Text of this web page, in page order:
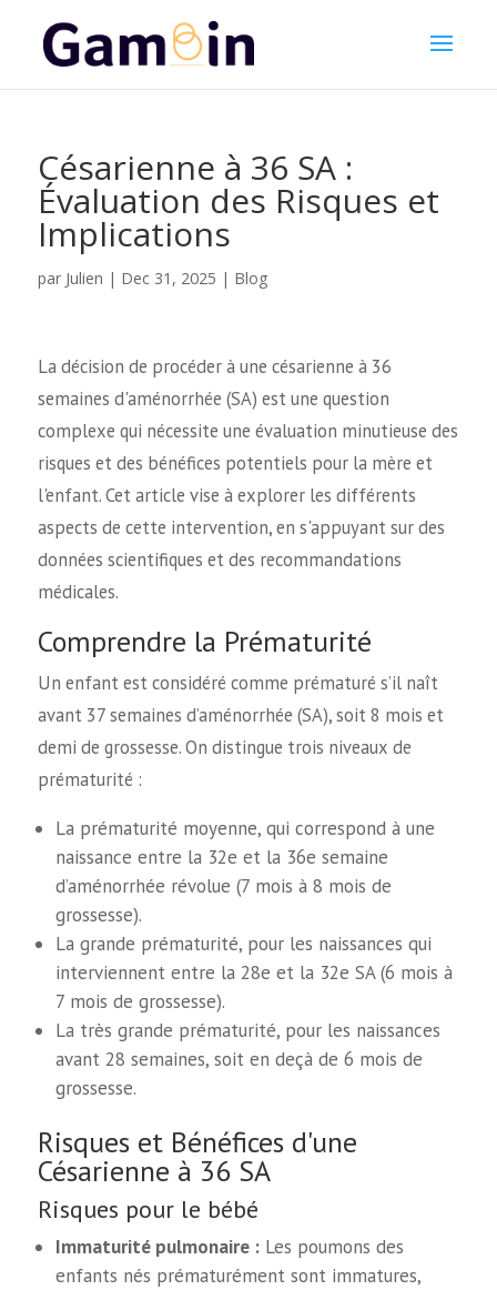
Césarienne à 36 SA :
Évaluation des Risques et
Implications
par Julien | Dec 31, 2025 | Blog
La décision de procéder à une césarienne à 36
semaines d'aménorrhée (SA) est une question
complexe qui nécessite une évaluation minutieuse des
risques et des bénéfices potentiels pour la mère et
l'enfant. Cet article vise à explorer les différents
aspects de cette intervention, en s'appuyant sur des
données scientifiques et des recommandations
médicales.
Comprendre la Prématurité
Un enfant est considéré comme prématuré s’il naît
avant 37 semaines d’aménorrhée (SA), soit 8 mois et
demi de grossesse. On distingue trois niveaux de
prématurité :
La prématurité moyenne, qui correspond à une
naissance entre la 32e et la 36e semaine
d’aménorrhée révolue (7 mois à 8 mois de
grossesse).
La grande prématurité, pour les naissances qui
interviennent entre la 28e et la 32e SA (6 mois à
7 mois de grossesse).
La très grande prématurité, pour les naissances
avant 28 semaines, soit en deçà de 6 mois de
grossesse.
Risques et Bénéfices d'une
Césarienne à 36 SA
Risques pour le bébé
Immaturité pulmonaire : Les poumons des
enfants nés prématurément sont immatures,